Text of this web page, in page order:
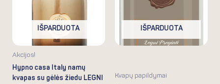
IŠPARDUOTA
Akcijos!
Hypno casa Italy namų
kvapas su gėlės žiedu LEGNI
IŠPARDUOTA
Kvapų papildymai